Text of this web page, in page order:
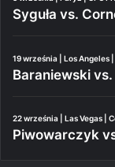
Syguła vs.
19 września | Los Angeles |
Baraniewski
22 września | Las Vegas |
Piwowarczyk